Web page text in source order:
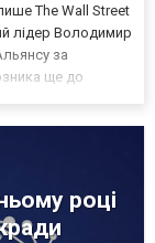
The Wall Street
лідер Володимир
за
ще до
році